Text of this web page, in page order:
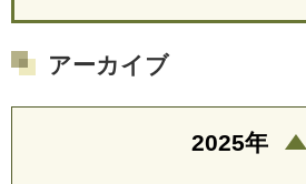
アーカイブ
2025年